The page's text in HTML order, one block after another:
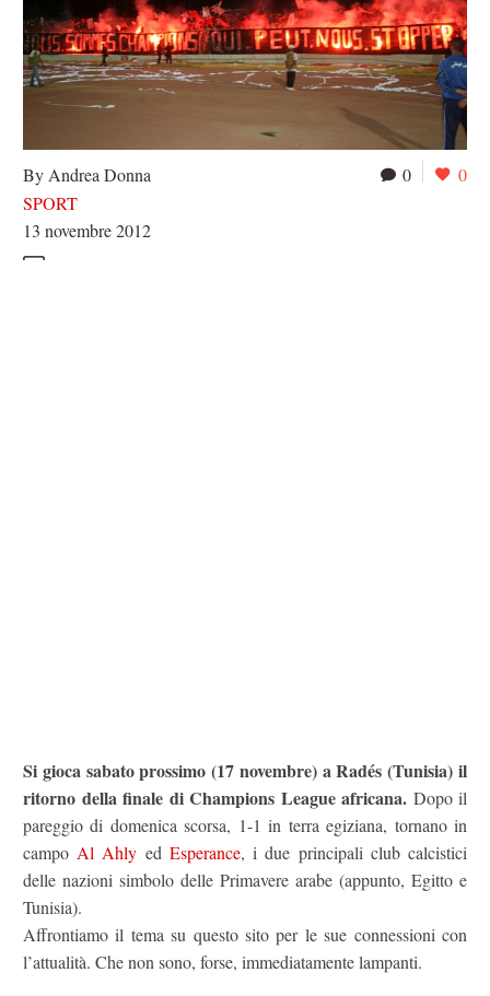
0 0
By Andrea Donna
SPORT
13 novembre 2012
Si gioca sabato prossimo (17 novembre) a Radés (Tunisia) il
ritorno della finale di Champions League africana. Dopo il
pareggio di domenica scorsa, 1-1 in terra egiziana, tornano in
campo Al Ahly ed Esperance, i due principali club calcistici
delle nazioni simbolo delle Primavere arabe (appunto, Egitto e
Tunisia).
Affrontiamo il tema su questo sito per le sue connessioni con
l’attualità. Che non sono, forse, immediatamente lampanti.